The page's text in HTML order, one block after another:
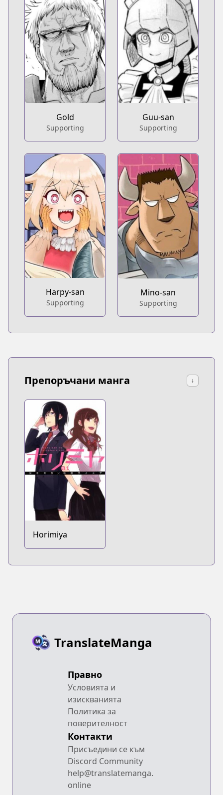
Gold
Supporting
Guu-san
Supporting
Harpy-san
Supporting
Mino-san
Supporting
Препоръчани манга ↓
Horimiya
TranslateManga
Правно
Условията и
изискванията
Политика за
поверителност
Контакти
Присъедини се към
Discord Community
help@translatemanga.
online